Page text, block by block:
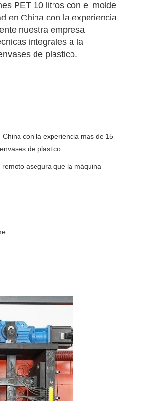
PET 10 litros con el molde
en China con la experiencia
nuestra empresa
integrales a la
de plastico.
con la experiencia mas de 15
de plastico.
asegura que la máquina